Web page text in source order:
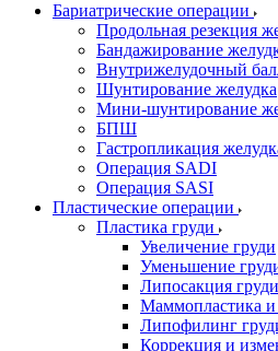
Бариатрические операции
Продольная резекция
Бандажирование
Внутрижелудочный
Шунтирование желудка
Мини-шунтирование
БПШ
Гастропликация
Операция SADI
Операция SASI
Пластические операции
Пластика груди
Увеличение груди
Уменьшение
Липосакция груди
Маммопластика и
Липофилинг
Коррекция и